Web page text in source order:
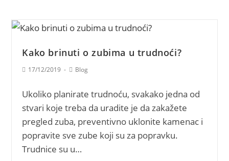
Kako brinuti o zubima u trudnoći?
17/12/2019 Blog
Ukoliko planirate trudnoću, svakako jedna od
stvari koje treba da uradite je da zakažete
pregled zuba, preventivno uklonite kamenac i
popravite sve zube koji su za popravku.
Trudnice su u…